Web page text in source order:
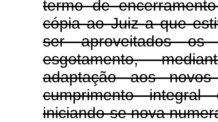
termo de
cópia ao Juiz a que
ser aproveitados
esgotamento,
adaptação aos
cumprimento
iniciando-se nova